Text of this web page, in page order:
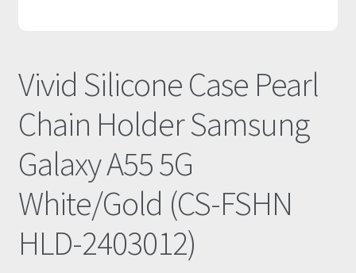
Vivid Silicone Case Pearl
Chain Holder Samsung
Galaxy A55 5G
White/Gold (CS-FSHN
HLD-2403012)